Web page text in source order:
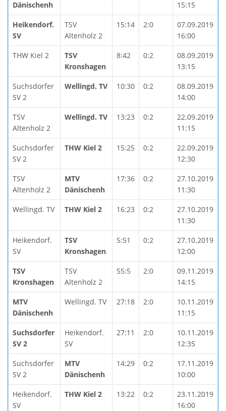
Dänischenh
15:15
Heikendorf.
SV
TSV
Altenholz 2
15:14 2:0
07.09.2019
16:00
THW Kiel 2
TSV
Kronshagen
8:42 0:2
08.09.2019
13:15
Suchsdorfer
SV 2
Wellingd. TV 10:30 0:2
08.09.2019
14:00
TSV
Altenholz 2
Wellingd. TV 13:23 0:2
22.09.2019
11:15
Suchsdorfer
SV 2
THW Kiel 2 15:25 0:2
22.09.2019
12:30
TSV
Altenholz 2
MTV
Dänischenh
17:36 0:2
27.10.2019
11:30
Wellingd. TV THW Kiel 2 16:23 0:2
27.10.2019
11:30
Heikendorf.
SV
TSV
Kronshagen
5:51 0:2
27.10.2019
12:00
TSV
Kronshagen
TSV
Altenholz 2
55:5 2:0
09.11.2019
14:15
MTV
Dänischenh
Wellingd. TV 27:18 2:0
10.11.2019
11:15
Suchsdorfer
SV 2
Heikendorf.
SV
27:11 2:0
10.11.2019
12:35
Suchsdorfer
SV 2
MTV
Dänischenh
14:29 0:2
17.11.2019
10:00
Heikendorf.
SV
THW Kiel 2 13:22 0:2
23.11.2019
16:00